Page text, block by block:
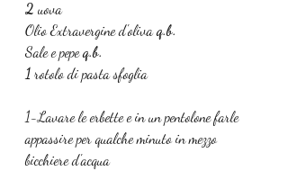
2 uova
Olio Extravergine d'oliva q.b.
Sale e pepe q.b.
1 rotolo di pasta sfoglia
1-Lavare le erbette e in un pentolone farle
appassire per qualche minuto in mezzo
bicchiere d'acqua